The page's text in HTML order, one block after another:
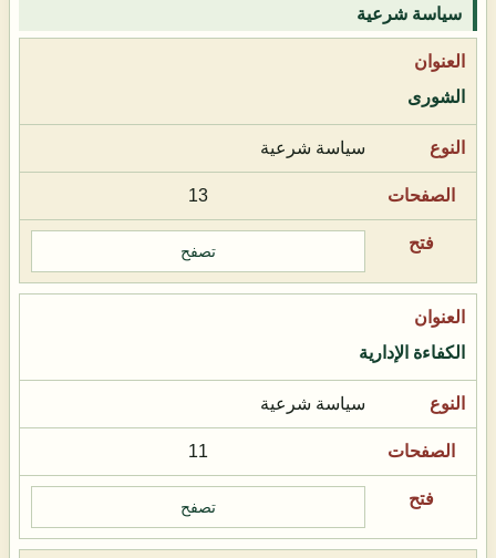
سياسة شرعية
الشورى
سياسة شرعية
13
تصفح
الكفاءة الإدارية
سياسة شرعية
11
تصفح